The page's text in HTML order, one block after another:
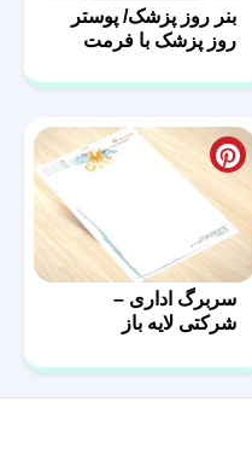
بنر روز پزشک/ پوستر
روز پزشک با فرمت
سربرگ اداری –
شرکتی لایه باز